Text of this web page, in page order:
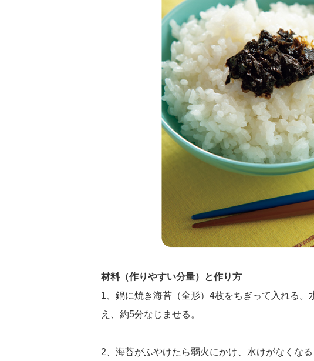
材料（作りやすい分量）と作り方
1、鍋に焼き海苔（全形）4枚をちぎって入れる
え、約5分なじませる。
2、海苔がふやけたら弱火にかけ、水けがなくなる